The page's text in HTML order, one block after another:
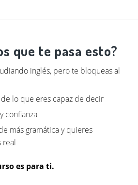
que te pasa esto?
inglés, pero te bloqueas al
lo que eres capaz de decir
confianza
más gramática y quieres
real
es para ti.